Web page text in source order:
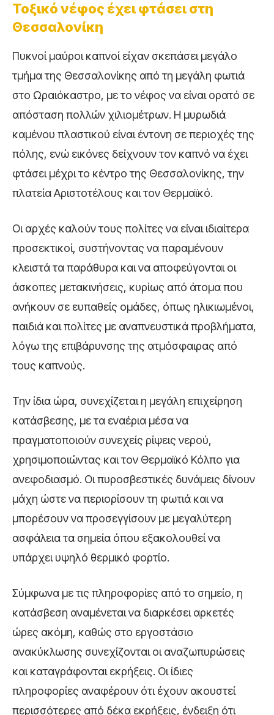
Τοξικό νέφος έχει φτάσει στη
Θεσσαλονίκη
Πυκνοί μαύροι καπνοί είχαν σκεπάσει μεγάλο
τμήμα της Θεσσαλονίκης από τη μεγάλη φωτιά
στο Ωραιόκαστρο, με το νέφος να είναι ορατό σε
απόσταση πολλών χιλιομέτρων. Η μυρωδιά
καμένου πλαστικού είναι έντονη σε περιοχές της
πόλης, ενώ εικόνες δείχνουν τον καπνό να έχει
φτάσει μέχρι το κέντρο της Θεσσαλονίκης, την
πλατεία Αριστοτέλους και τον Θερμαϊκό.
Οι αρχές καλούν τους πολίτες να είναι ιδιαίτερα
προσεκτικοί, συστήνοντας να παραμένουν
κλειστά τα παράθυρα και να αποφεύγονται οι
άσκοπες μετακινήσεις, κυρίως από άτομα που
ανήκουν σε ευπαθείς ομάδες, όπως ηλικιωμένοι,
παιδιά και πολίτες με αναπνευστικά προβλήματα,
λόγω της επιβάρυνσης της ατμόσφαιρας από
τους καπνούς.
Την ίδια ώρα, συνεχίζεται η μεγάλη επιχείρηση
κατάσβεσης, με τα εναέρια μέσα να
πραγματοποιούν συνεχείς ρίψεις νερού,
χρησιμοποιώντας και τον Θερμαϊκό Κόλπο για
ανεφοδιασμό. Οι πυροσβεστικές δυνάμεις δίνουν
μάχη ώστε να περιορίσουν τη φωτιά και να
μπορέσουν να προσεγγίσουν με μεγαλύτερη
ασφάλεια τα σημεία όπου εξακολουθεί να
υπάρχει υψηλό θερμικό φορτίο.
Σύμφωνα με τις πληροφορίες από το σημείο, η
κατάσβεση αναμένεται να διαρκέσει αρκετές
ώρες ακόμη, καθώς στο εργοστάσιο
ανακύκλωσης συνεχίζονται οι αναζωπυρώσεις
και καταγράφονται εκρήξεις. Οι ίδιες
πληροφορίες αναφέρουν ότι έχουν ακουστεί
περισσότερες από δέκα εκρήξεις, ένδειξη ότι